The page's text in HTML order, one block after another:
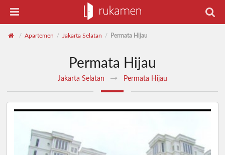
/ Apartemen / Jakarta Selatan / Permata Hijau
Permata Hijau
Jakarta Selatan Permata Hijau